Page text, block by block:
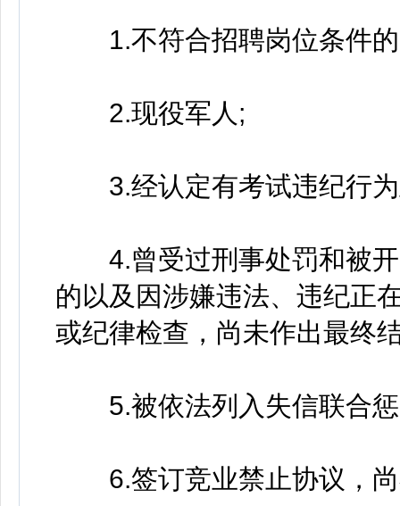
1.不符合招聘岗位条件
2.现役军人;
3.经认定有考试违纪行为
4.曾受过刑事处罚和被开
的以及因涉嫌违法、违纪正
或纪律检查，尚未作出最终
5.被依法列入失信联合惩
6.签订竞业禁止协议，尚